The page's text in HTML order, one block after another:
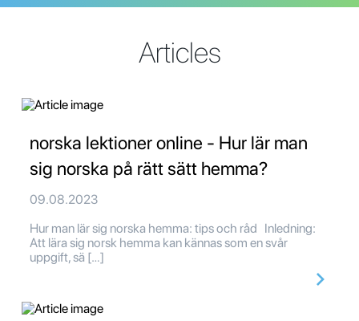
Articles
norska lektioner online - Hur lär man
sig norska på rätt sätt hemma?
09.08.2023
Hur man lär sig norska hemma: tips och råd Inledning:
Att lära sig norsk hemma kan kännas som en svår
uppgift, sä […]